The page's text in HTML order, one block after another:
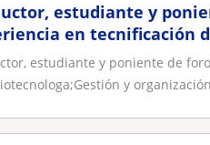
estudiante y
en tecnificación
y
estudiante y poniente de
y